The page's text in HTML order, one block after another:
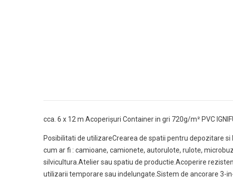
cca. 6 x 12 m Acoperișuri Container in gri 720g/m² PVC
Posibilitati de utilizareCrearea de spatii pentru depozitare
cum ar fi : camioane, camionete, autorulote, rulote,
silvicultura.Atelier sau spatiu de productie.Acoperire
utilizarii temporare sau indelungate.Sistem de ancorare 3-